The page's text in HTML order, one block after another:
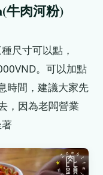
牛肉河粉)
尺寸可以點，
。可以加點
時間，建議大家先
，因為老闆營業